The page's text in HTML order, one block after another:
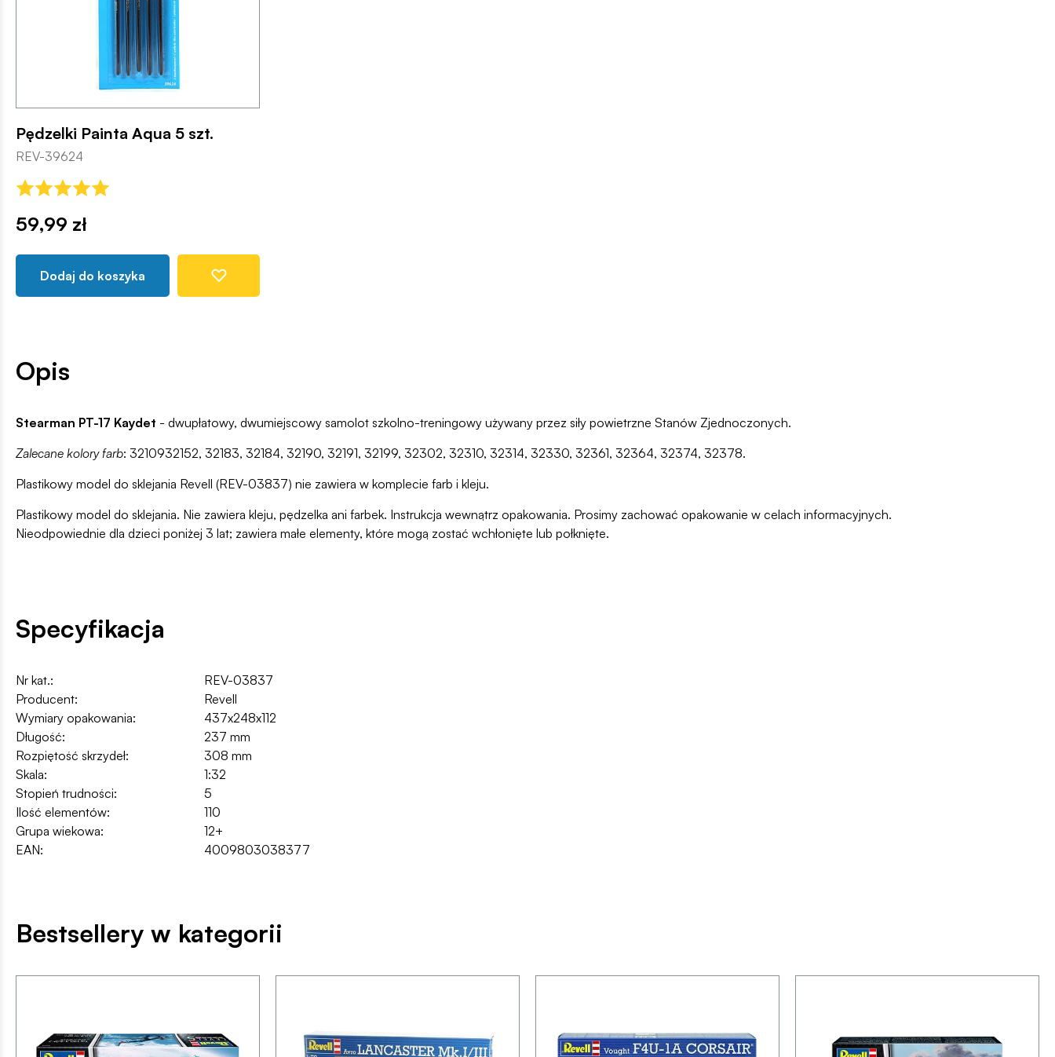
Pędzelki Painta Aqua 5 szt.
REV-39624
59,99 zł
Dodaj do koszyka
Opis
Stearman PT-17 Kaydet - dwupłatowy, dwumiejscowy samolot szkolno-treningowy używany przez siły powietrzne Stanów Zjednoczonych.
Zalecane kolory farb: 3210932152, 32183, 32184, 32190, 32191, 32199, 32302, 32310, 32314, 32330, 32361, 32364, 32374, 32378.
Plastikowy model do sklejania Revell (REV-03837) nie zawiera w komplecie farb i kleju.
Plastikowy model do sklejania. Nie zawiera kleju, pędzelka ani farbek. Instrukcja wewnątrz opakowania. Prosimy zachować opakowanie w celach informacyjnych.
Nieodpowiednie dla dzieci poniżej 3 lat; zawiera małe elementy, które mogą zostać wchłonięte lub połknięte.
Specyfikacja
Nr kat.:
REV-03837
Producent:
Revell
Wymiary opakowania:
437x248x112
Długość:
237 mm
Rozpiętość skrzydeł:
308 mm
Skala:
1:32
Stopień trudności:
5
Ilość elementów:
110
Grupa wiekowa:
12+
EAN:
4009803038377
Bestsellery w kategorii